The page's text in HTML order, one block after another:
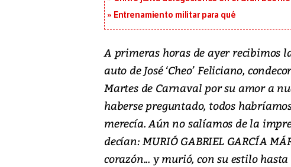
Entrenamiento militar para qué
A primeras horas de ayer recibimos
auto de José ‘Cheo’ Feliciano,
Martes de Carnaval por su amor a
haberse preguntado, todos
merecía. Aún no salíamos de la
decían: MURIÓ GABRIEL GARCÍA
corazón... y murió, con su estilo